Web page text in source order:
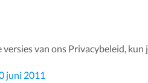
versies van ons Privacybeleid,
juni 2011